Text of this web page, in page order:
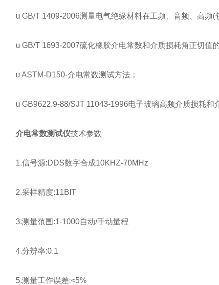
u GB/T 1409-2006测量电气绝缘材料在工频、音频、高频(
u GB/T 1693-2007硫化橡胶介电常数和介质损耗角正切值
u ASTM-D150-介电常数测试方法；
u GB9622.9-88/SJT 11043-1996电子玻璃高频介质损耗和
介电常数测试仪技术参数
1.信号源:DDS数字合成10KHZ-70MHz
2.采样精度:11BIT
3.测量范围:1-1000自动/手动量程
4.分辨率:0.1
5.测量工作误差:<5%